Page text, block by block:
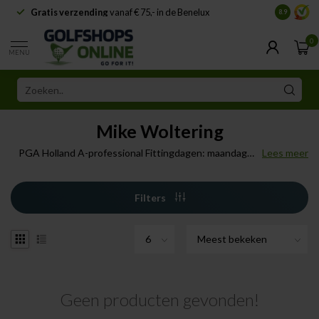
Gratis verzendingvanaf € 75,- in de Benelux 8.9
MENU
0
Mike Woltering
PGA Holland A-professional Fittingdagen: maandag
Lees meer
Filters
Geen producten gevonden!